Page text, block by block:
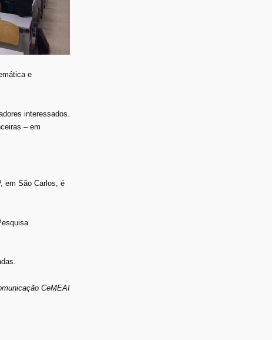
e
interessados.
– em
em São Carlos, é
CeMEAI